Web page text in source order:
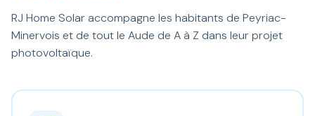
RJ Home Solar accompagne les habitants de Peyriac-
Minervois et de tout le Aude de A à Z dans leur projet
photovoltaïque.